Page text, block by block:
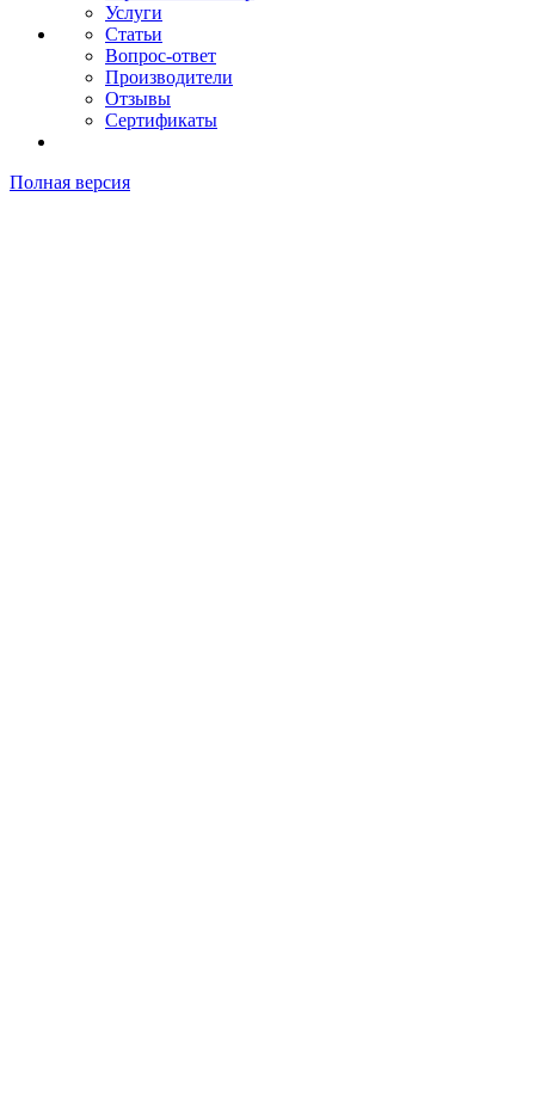
Услуги
Статьи
Вопрос-ответ
Производители
Отзывы
Сертификаты
Полная версия